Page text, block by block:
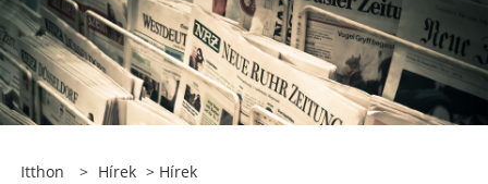
Itthon > Hírek > Hírek